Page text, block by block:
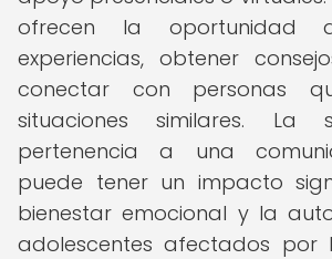
ofrecen la oportunidad
experiencias, obtener
conectar con personas
situaciones similares. La
pertenencia a una
puede tener un impacto
bienestar emocional y la
adolescentes afectados